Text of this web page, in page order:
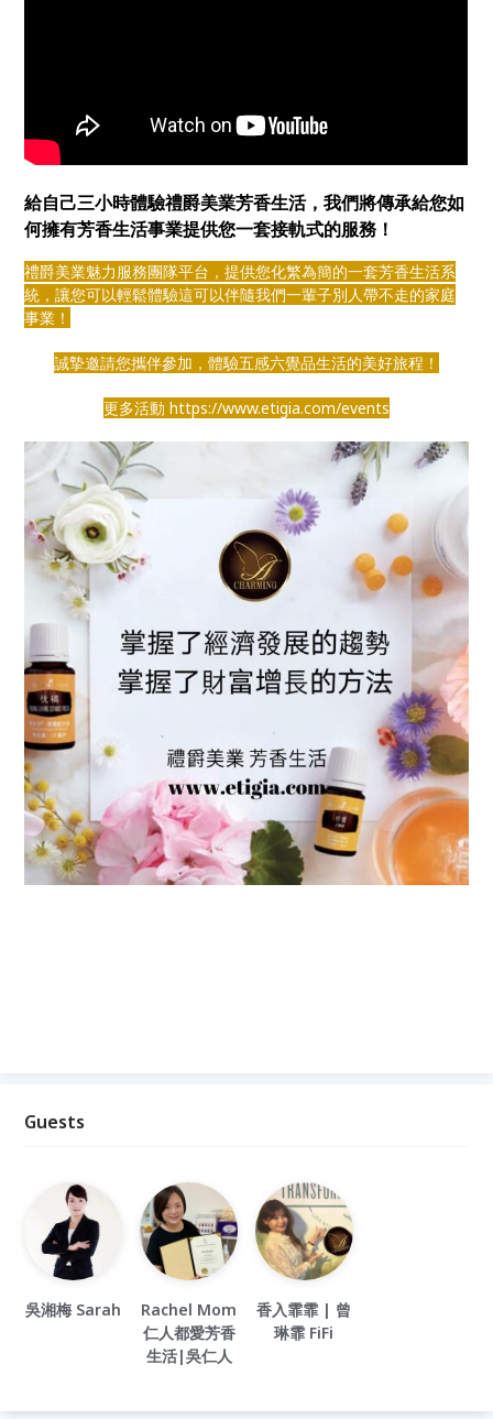
給自己三小時體驗禮爵美業芳香生活，我們將傳承給您如
何擁有芳香生活事業提供您一套接軌式的服務！
禮爵美業魅力服務團隊平台，提供您化繁為簡的一套芳香生活系
統，讓您可以輕鬆體驗這可以伴隨我們一輩子別人帶不走的家庭
事業！
誠摯邀請您攜伴參加，體驗五感六覺品生活的美好旅程！
更多活動 https://www.etigia.com/events
Guests
吳湘梅 Sarah
Rachel Mom
仁人都愛芳香
生活|吳仁人
香入霏霏 | 曾
琳霏 FiFi